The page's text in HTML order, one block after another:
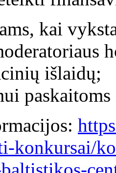
kai
išlaidų;
konkursai/